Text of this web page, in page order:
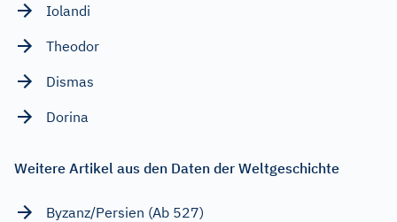
Iolandi
Theodor
Dismas
Dorina
Weitere Artikel aus den Daten der Weltgeschichte
Byzanz/Persien (Ab 527)